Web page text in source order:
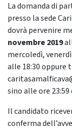
La domanda di
presso la sede
dovrà pervenire
novembre 2019
mercoledì,
alle 18:30oppure
caritasamalficav
sino alle ore
Il candidato
conferma